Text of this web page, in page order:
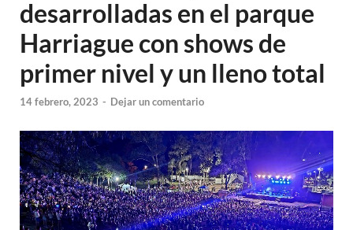
desarrolladas en el parque
Harriague con shows de
primer nivel y un lleno total
14 febrero, 2023 - Dejar un comentario